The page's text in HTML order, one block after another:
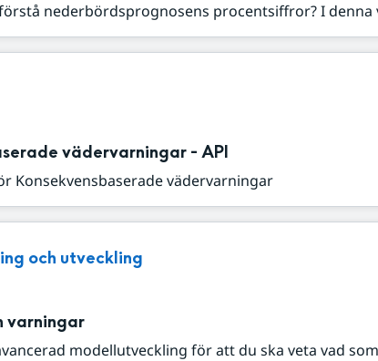
nederbördsprognosens procentsiffror? I denna
vädervarningar - API
Konsekvensbaserade vädervarningar
och utveckling
varningar
modellutveckling för att du ska veta vad